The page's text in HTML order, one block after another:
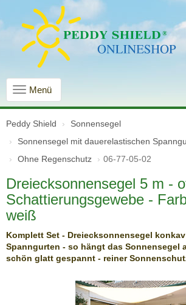
Navigation
einblenden
Menü
Peddy Shield
Sonnensegel
Sonnensegel mit dauer­elastischen
Ohne Regenschutz
06-77-05-02
Dreiecksonnensegel 5 m -
Schattierungsgewebe -
weiß
Komplett Set - Dreiecksonnensegel
Spanngurten - so hängt das Sonnensegel
schön glatt gespannt - reiner